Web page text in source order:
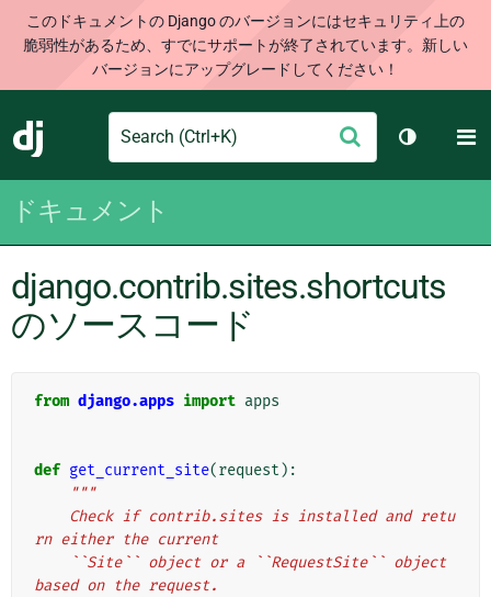
このドキュメントの Django のバージョンにはセキュリティ上の
脆弱性があるため、すでにサポートが終了されています。新しい
バージョンにアップグレードしてください！
Django
Search
信
テーマを
ドキュメント
django.contrib.sites.shortcuts
のソースコード
from django.apps import apps
def get_current_site(request ):
"""
rn either the current
based on the request.